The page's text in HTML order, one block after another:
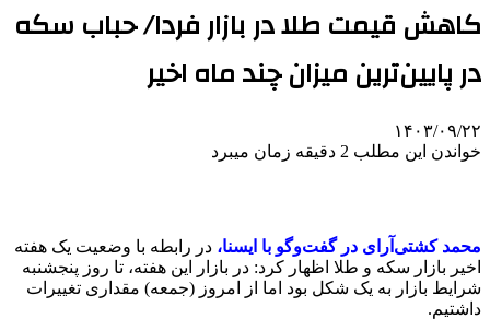
کاهش قیمت طلا در بازار فردا/ حباب سکه
در پایین‌ترین میزان چند ماه اخیر
۱۴۰۳/۰۹/۲۲
خواندن این مطلب 2 دقیقه زمان میبرد
محمد کشتی‌آرای در گفت‌وگو با ایسنا، در رابطه با وضعیت یک هفته
اخیر بازار سکه و طلا اظهار کرد: در بازار این هفته، تا روز پنجشنبه
شرایط بازار به یک شکل بود اما از امروز (جمعه) مقداری تغییرات
داشتیم.